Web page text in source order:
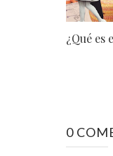
¿Qué es
0